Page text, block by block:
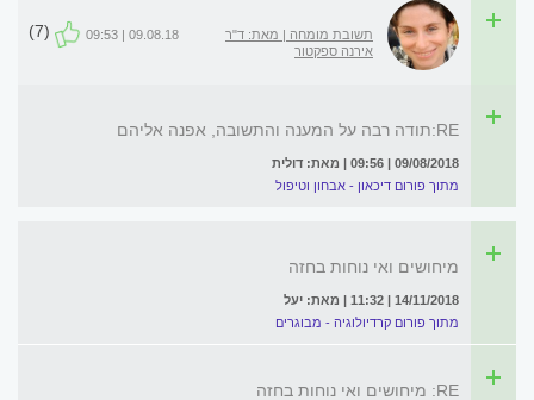
תשובת מומחה | מאת: ד"ר
אירנה ספקטור
09.08.18 | 09:53
(7)
RE:תודה רבה על המענה והתשובה, אפנה אליהם
09/08/2018 | 09:56 | מאת: דולית
מתוך פורום דיכאון - אבחון וטיפול
מיחושים ואי נוחות בחזה
14/11/2018 | 11:32 | מאת: יעל
מתוך פורום קרדיולוגיה - מבוגרים
RE: מיחושים ואי נוחות בחזה